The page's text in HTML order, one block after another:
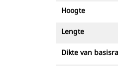
Hoogte
Lengte
Dikte van